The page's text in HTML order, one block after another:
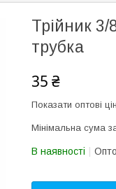
Трійник 3/
трубка
35 ₴
Показати оптові
Мінімальна сума
В наявності